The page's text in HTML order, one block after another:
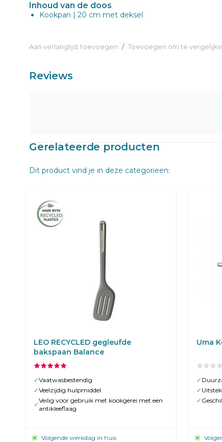
Inhoud van de doos
Kookpan | 20 cm met deksel
Aan verlanglijst toevoegen / Toevoegen om te
Reviews
Gerelateerde producten
Dit product vind je in deze categorieen:
LEO RECYCLED gegleufde
bakspaan Balance
✓Vaatwasbestendig
✓Veelzijdig hulpmiddel
✓
Veilig voor gebruik met kookgerei met een
antikleeflaag
Volgende werkdag in huis
Uma
✓
✓
✓